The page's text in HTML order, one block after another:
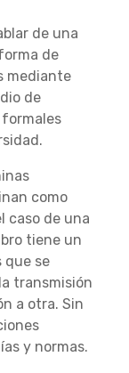
de una
de
mediante
de
formales
como
caso de una
tiene un
que se
transmisión
a otra. Sin
y normas.